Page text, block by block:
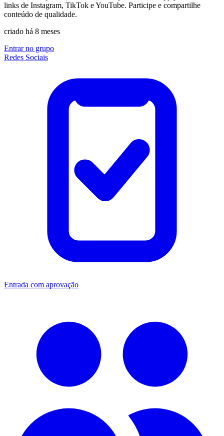
links de Instagram, TikTok e YouTube. Participe e compartilhe
conteúdo de qualidade.
criado há 8 meses
Entrar no grupo
Redes Sociais
Entrada com aprovação